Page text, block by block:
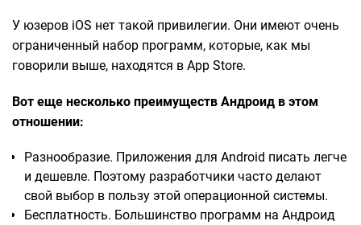
У юзеров iOS нет такой привилегии. Они имеют очень
ограниченный набор программ, которые, как мы
говорили выше, находятся в App Store.
Вот еще несколько преимуществ Андроид в этом
отношении:
Разнообразие. Приложения для Android писать легче
и дешевле. Поэтому разработчики часто делают
свой выбор в пользу этой операционной системы.
Бесплатность. Большинство программ на Андроид